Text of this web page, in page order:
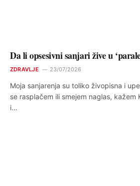
Da li opsesivni sanjari žive u
ZDRAVLJE 23/07/2026
Moja sanjarenja su toliko živopisna i
se rasplačem ili smejem naglas, kažem
i…